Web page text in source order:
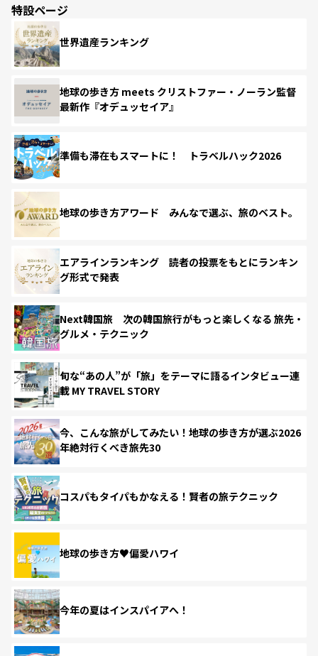
特設ページ
世界遺産ランキング
地球の歩き方 meets クリストファー・ノーラン監督
最新作『オデュッセイア』
準備も滞在もスマートに！ トラベルハック2026
地球の歩き方アワード みんなで選ぶ、旅のベスト。
エアラインランキング 読者の投票をもとにランキン
グ形式で発表
Next韓国旅 次の韓国旅行がもっと楽しくなる 旅先・
グルメ・テクニック
旬な“あの人”が「旅」をテーマに語るインタビュー連
載 MY TRAVEL STORY
今、こんな旅がしてみたい！地球の歩き方が選ぶ2026
年絶対行くべき旅先30
コスパもタイパもかなえる！賢者の旅テクニック
地球の歩き方♥偏愛ハワイ
今年の夏はインスパイアへ！